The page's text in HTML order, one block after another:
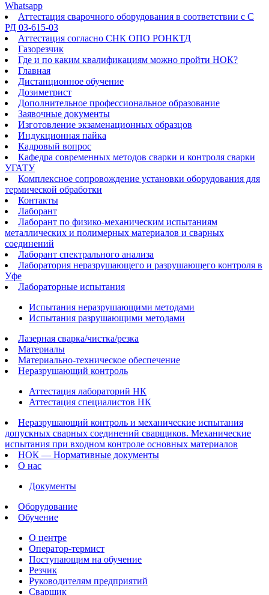
Whatsapp
Аттестация сварочного оборудования в соответствии с С
РД 03-615-03
Аттестация согласно СНК ОПО РОНКТД
Газорезчик
Где и по каким квалификациям можно пройти НОК?
Главная
Дистанционное обучение
Дозиметрист
Дополнительное профессиональное образование
Заявочные документы
Изготовление экзаменационных образцов
Индукционная пайка​
Кадровый вопрос
Кафедра современных методов сварки и контроля сварки
УГАТУ
Комплексное сопровождение установки оборудования для
термической обработки
Контакты
Лаборант
Лаборант по физико-механическим испытаниям
металлических и полимерных материалов и сварных
соединений
Лаборант спектрального анализа
Лаборатория неразрушающего и разрушающего контроля в
Уфе
Лабораторные испытания
Испытания неразрушающими методами
Испытания разрушающими методами
Лазерная сварка/чистка/резка
Материалы
Материально-техническое обеспечение
Неразрушающий контроль
Аттестация лабораторий НК
Аттестация специалистов НК
Неразрушающий контроль и механические испытания
допускных сварных соединений сварщиков. Механические
испытания при входном контроле основных материалов
НОК — Нормативные документы
О нас
Документы
Оборудование
Обучение
О центре
Оператор-термист
Поступающим на обучение
Резчик
Руководителям предприятий
Сварщик